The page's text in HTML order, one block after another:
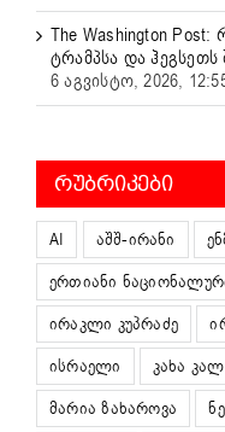
The Washington
ტრამპსა და
6 აგვისტო, 2026,
ᲠᲣᲑᲠᲘᲙᲔᲑᲘ
AI აშშ-ირანი
ერთიანი
ირაკლი კუპრაძე
ისრაელი
კახა
მარია ზახაროვა